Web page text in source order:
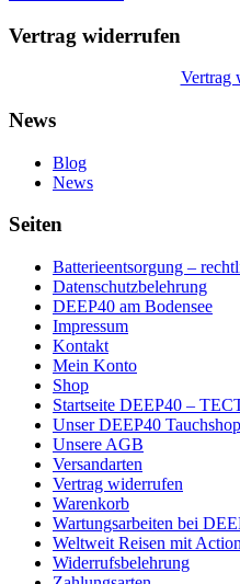
Vertrag widerrufen
Vertrag
News
Blog
News
Seiten
Batterieentsorgung –
Datenschutzbelehrung
DEEP40 am Bodensee
Impressum
Kontakt
Mein Konto
Shop
Startseite DEEP40 –
Unser DEEP40
Unsere AGB
Versandarten
Vertrag widerrufen
Warenkorb
Wartungsarbeiten bei
Weltweit Reisen mit
Widerrufsbelehrung